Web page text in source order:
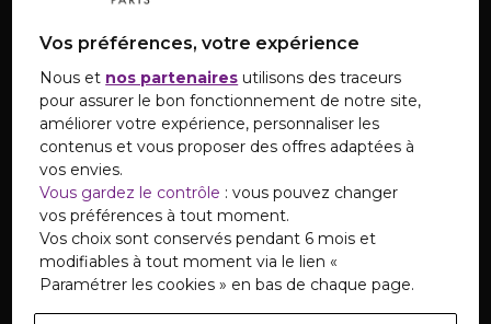
et promotions
S'INSCRIRE
TÉLÉCHARGEZ NOTRE APPLICATION
Vos préférences, votre expérience
Nous et nos partenaires utilisons des traceurs
pour assurer le bon fonctionnement de notre site,
améliorer votre expérience, personnaliser les
contenus et vous proposer des offres adaptées à
vos envies.
Vous gardez le contrôle : vous pouvez changer
vos préférences à tout moment.
Vos choix sont conservés pendant 6 mois et
modifiables à tout moment via le lien «
Paramétrer les cookies » en bas de chaque page.